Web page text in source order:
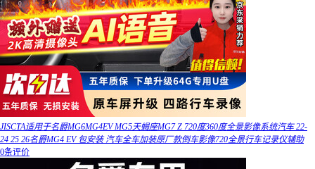
JISCTA适用于名爵MG6MG4EV MG5天蝎座MG7 Z 720度360度全景影像系统汽车 22-
24 25 26名爵MG4 EV 包安装 汽车全车加装原厂款倒车影像720全景行车记录仪辅助
0条评价